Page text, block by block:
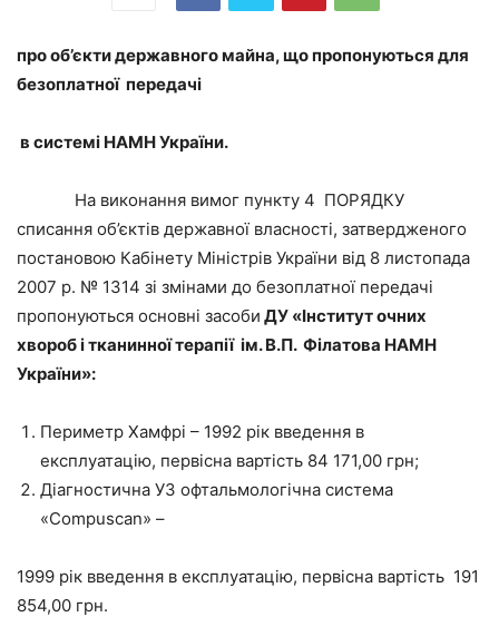
про об’єкти державного майна, щопропонуються для
безоплатноїпередачі
в системі НАМН України.
На виконання вимог пункту 4 ПОРЯДКУ
списання об’єктів державної власності, затвердженого
постановою Кабінету Міністрів України від 8 листопада
2007 р. № 1314 зі змінами до безоплатної передачі
пропонуються основні засоби ДУ «Інститут очних
хвороб і тканинної терапії ім. В.П. Філатова НАМН
України»:
Периметр Хамфрі – 1992 рік введення в
експлуатацію, первісна вартість 84 171,00 грн;
Діагностична УЗ офтальмологічна система
«Compuscan» –
1999 рік введення в експлуатацію, первісна вартість 191
854,00 грн.